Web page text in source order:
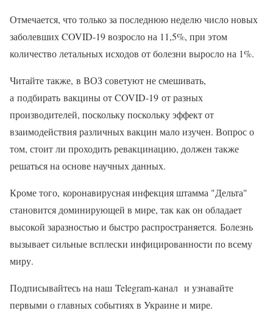
Отмечается, что только за последнюю неделю число новых
заболевших COVID-19 возросло на 11,5%, при этом
количество летальных исходов от болезни выросло на 1%.
Читайте также, в ВОЗ советуют не смешивать,
а подбирать вакцины от COVID-19 от разных
производителей, поскольку поскольку эффект от
взаимодействия различных вакцин мало изучен. Вопрос о
том, стоит ли проходить ревакцинацию, должен также
решаться на основе научных данных.
Кроме того, коронавирусная инфекция штамма "Дельта"
становится доминирующей в мире, так как он обладает
высокой заразностью и быстро распространяется. Болезнь
вызывает сильные всплески инфицированности по всему
миру.
Подписывайтесь на наш Telegram-канал и узнавайте
первыми о главных событиях в Украине и мире.